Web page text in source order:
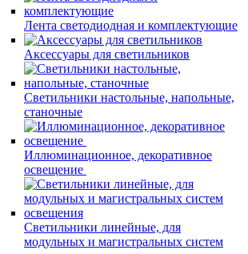
Лента светодиодная и комплектующие
Аксессуары для светильников
Светильники настольные, напольные,
станочные
Иллюминационное, декоративное
освещение
Светильники линейные, для
модульных и магистральных систем